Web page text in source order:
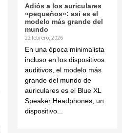
Adiós a los auriculares
«pequeños»: así es el
modelo más grande del
mundo
22 febrero, 2026
En una época minimalista
incluso en los dispositivos
auditivos, el modelo más
grande del mundo de
auriculares es el Blue XL
Speaker Headphones, un
dispositivo...